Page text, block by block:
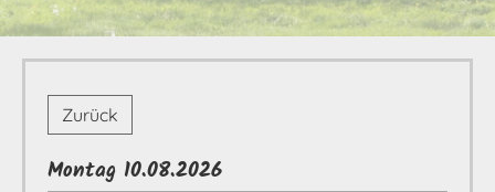
Zurück
Montag 10.08.2026